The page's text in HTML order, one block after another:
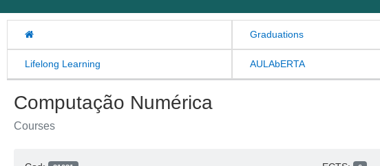
Graduations
Lifelong Learning AULAbERTA
Computação Numérica
Courses